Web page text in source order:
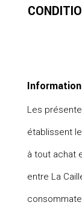
Les
établissent
à tout achat
entre La